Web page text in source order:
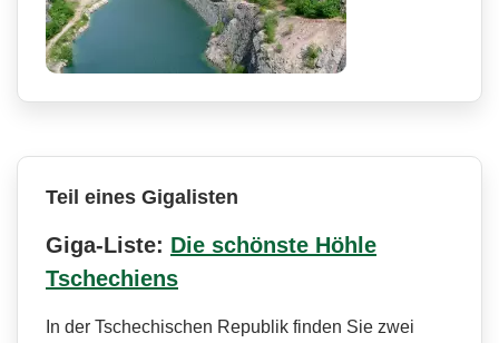
Teil eines Gigalisten
Giga-Liste: Die schönste Höhle
Tschechiens
In der Tschechischen Republik finden Sie zwei